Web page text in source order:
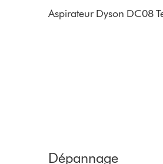
Aspirateur Dyson DC08
Dépannage